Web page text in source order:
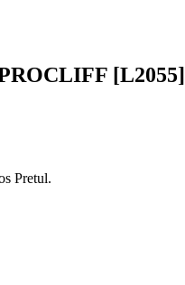
[L2055]
Pretul.